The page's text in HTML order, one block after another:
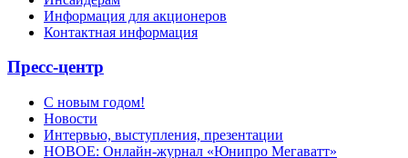
Информация для акционеров
Контактная информация
Пресс-центр
С новым годом!
Новости
Интервью, выступления, презентации
НОВОЕ: Онлайн-журнал «Юнипро Мегаватт»